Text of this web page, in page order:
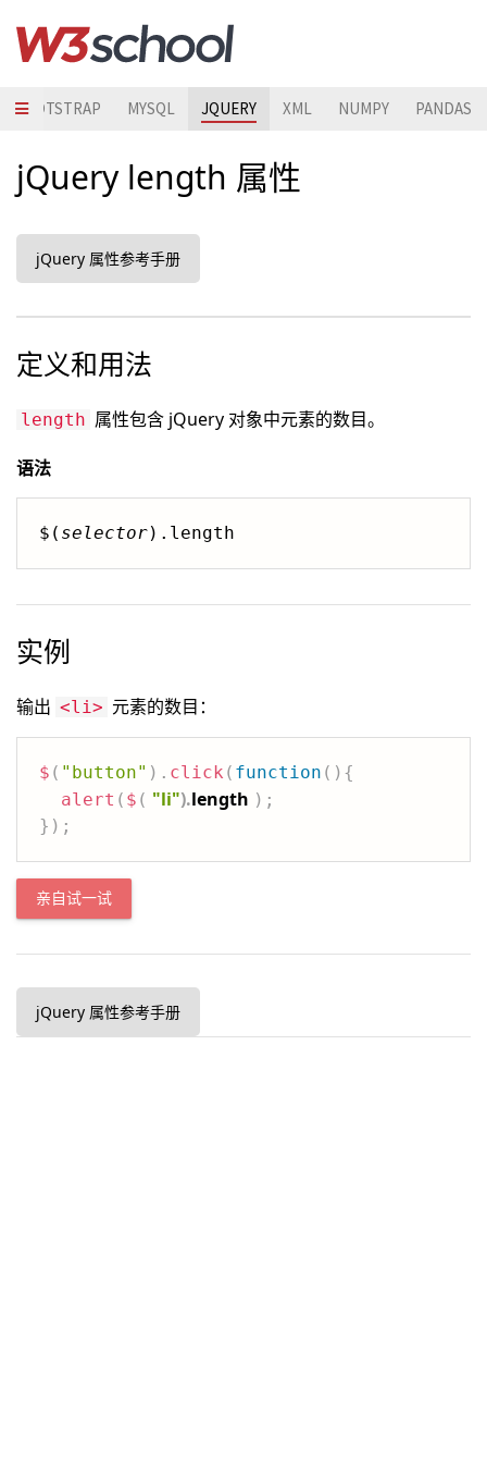
BOOTSTRAP MYSQL JQUERY XML NUMPY PANDAS
jQuery length 属性
jQuery 属性参考手册
定义和用法
length 属性包含 jQuery 对象中元素的数目。
语法
$( selector).length
实例
输出 <li> 元素的数目：
$ ( "button" ) . click ( function ( ) {
alert ( $ ( "li").length ) ;
} ) ;
亲自试一试
jQuery 属性参考手册